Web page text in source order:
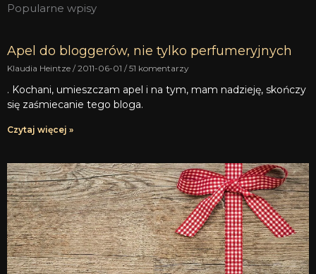
Popularne wpisy
Apel do bloggerów, nie tylko perfumeryjnych
Klaudia Heintze 2011-06-01 51 komentarzy
. Kochani, umieszczam apel i na tym, mam nadzieję, skończy
się zaśmiecanie tego bloga.
Czytaj więcej »